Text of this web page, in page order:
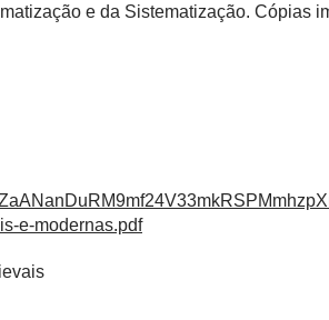
e da Sistematização. Cópias
e-modernas.pdf